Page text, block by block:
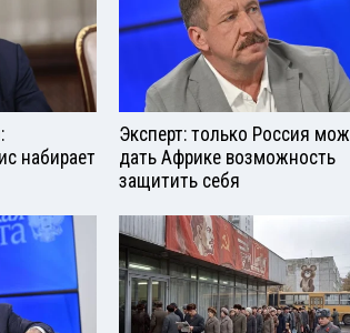
набирает
Эксперт: только Россия
дать Африке возможность
защитить себя